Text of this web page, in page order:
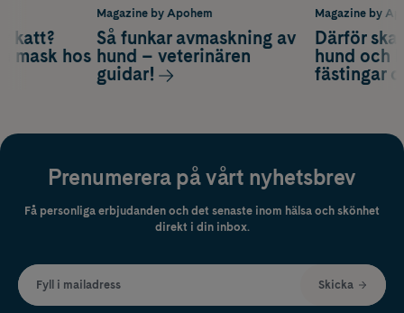
Magazine by
Därför
hund och
fästingar
katt?
mask hos
Magazine by Apohem
Så funkar avmaskning av
hund – veterinären
guidar!
Prenumerera på vårt nyhetsbrev
Få personliga erbjudanden och det senaste inom hälsa och skönhet
direkt i din inbox.
Fyll i mailadress Skicka